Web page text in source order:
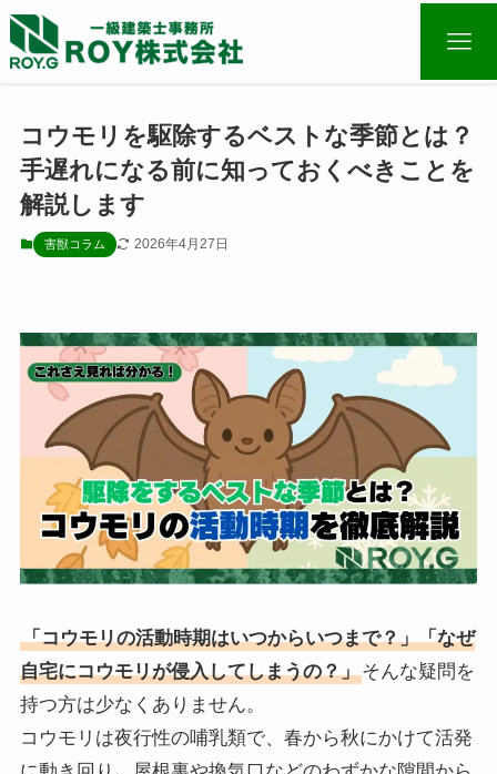
コウモリを駆除するベストな季節とは？
手遅れになる前に知っておくべきことを
解説します
害獣コラム 2026年4月27日
「コウモリの活動時期はいつからいつまで？」「なぜ
自宅にコウモリが侵入してしまうの？」そんな疑問を
持つ方は少なくありません。
コウモリは夜行性の哺乳類で、春から秋にかけて活発